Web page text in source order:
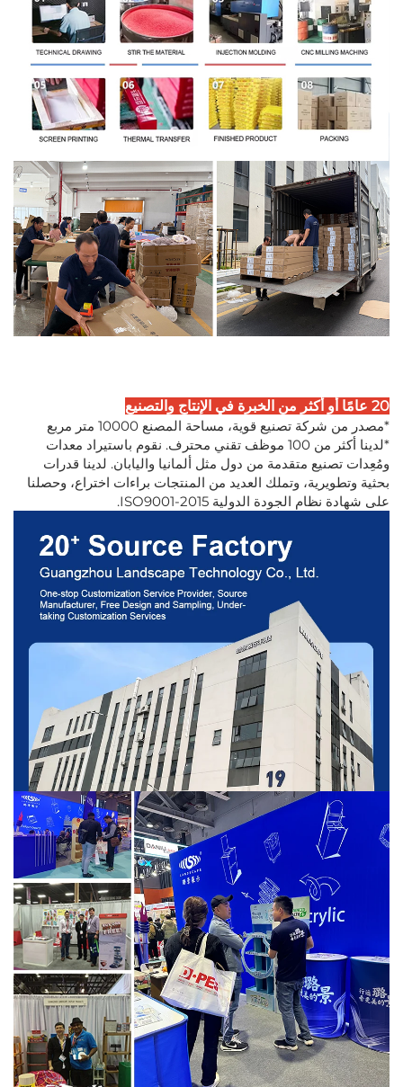
20 عامًا أو أكثر من الخبرة في الإنتاج والتصنيع
*مصدر من شركة تصنيع قوية، مساحة المصنع 10000 متر مربع
*لدينا أكثر من 100 موظف تقني محترف. نقوم باستيراد معدات
ومُعِدات تصنيع متقدمة من دول مثل ألمانيا واليابان. لدينا قدرات
بحثية وتطويرية، وتملك العديد من المنتجات براءات اختراع، وحصلنا
على شهادة نظام الجودة الدولية ISO9001-2015.